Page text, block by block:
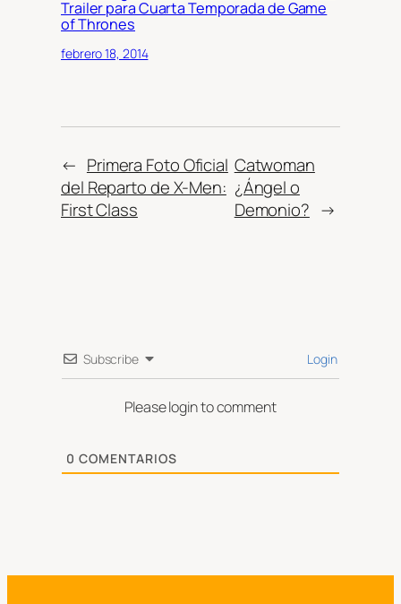
Trailer para Cuarta Temporada de Game
of Thrones
febrero 18, 2014
← Primera Foto Oficial
del Reparto de X-Men:
First Class
Catwoman
¿Ángel o
Demonio? →
Subscribe Login
Please login to comment
0 COMENTARIOS